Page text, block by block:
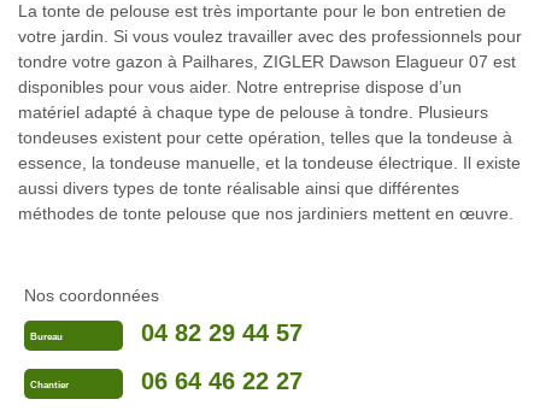
La tonte de pelouse est très importante pour le bon entretien de
votre jardin. Si vous voulez travailler avec des professionnels pour
tondre votre gazon à Pailhares, ZIGLER Dawson Elagueur 07 est
disponibles pour vous aider. Notre entreprise dispose d’un
matériel adapté à chaque type de pelouse à tondre. Plusieurs
tondeuses existent pour cette opération, telles que la tondeuse à
essence, la tondeuse manuelle, et la tondeuse électrique. Il existe
aussi divers types de tonte réalisable ainsi que différentes
méthodes de tonte pelouse que nos jardiniers mettent en œuvre.
Nos coordonnées
Bureau 04 82 29 44 57
Chantier 06 64 46 22 27